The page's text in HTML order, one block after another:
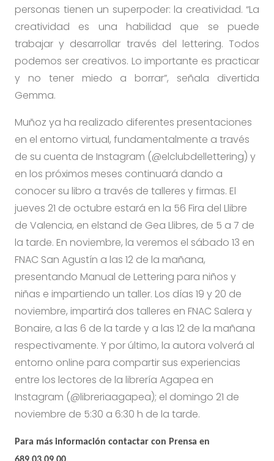
personas tienen un superpoder: la creatividad. “La
creatividad es una habilidad que se puede
trabajar y desarrollar través del lettering. Todos
podemos ser creativos. Lo importante es practicar
y no tener miedo a borrar”, señala divertida
Gemma.
Muñoz ya ha realizado diferentes presentaciones
en el entorno virtual, fundamentalmente a través
de su cuenta de Instagram (@elclubdellettering) y
en los próximos meses continuará dando a
conocer su libro a través de talleres y firmas. El
jueves 21 de octubre estará en la 56 Fira del Llibre
de Valencia, en elstand de Gea Llibres, de 5 a 7 de
la tarde. En noviembre, la veremos el sábado 13 en
FNAC San Agustín a las 12 de la mañana,
presentando Manual de Lettering para niños y
niñas e impartiendo un taller. Los días 19 y 20 de
noviembre, impartirá dos talleres en FNAC Salera y
Bonaire, a las 6 de la tarde y a las 12 de la mañana
respectivamente. Y por último, la autora volverá al
entorno online para compartir sus experiencias
entre los lectores de la librería Agapea en
Instagram (@libreriaagapea); el domingo 21 de
noviembre de 5:30 a 6:30 h de la tarde.
Para más información contactar con Prensa en